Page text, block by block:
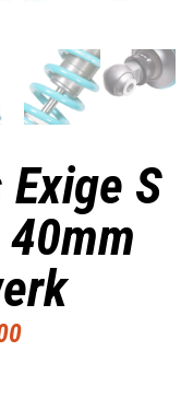
Exige S